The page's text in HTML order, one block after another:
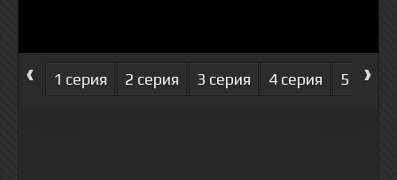
‹ 1 серия 2 серия 3 серия 4 серия 5 серия
›